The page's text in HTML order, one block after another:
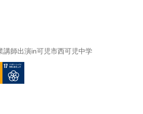
師出演in可児市西可児中学